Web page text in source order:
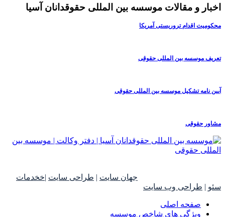
اخبار و مقالات موسسه بین المللی حقوقدانان آسیا
محکومیت اقدام تروریستی آمریکا
تعریف موسسه بین المللی حقوقی
آیین نامه تشکیل موسسه بین المللی حقوقی
مشاور حقوقی
جهان سايت | طراحی سايت |خخدمات
سئو | طراحی وب سايت
صفحه اصلی
ویژگی های شاخص موسسه